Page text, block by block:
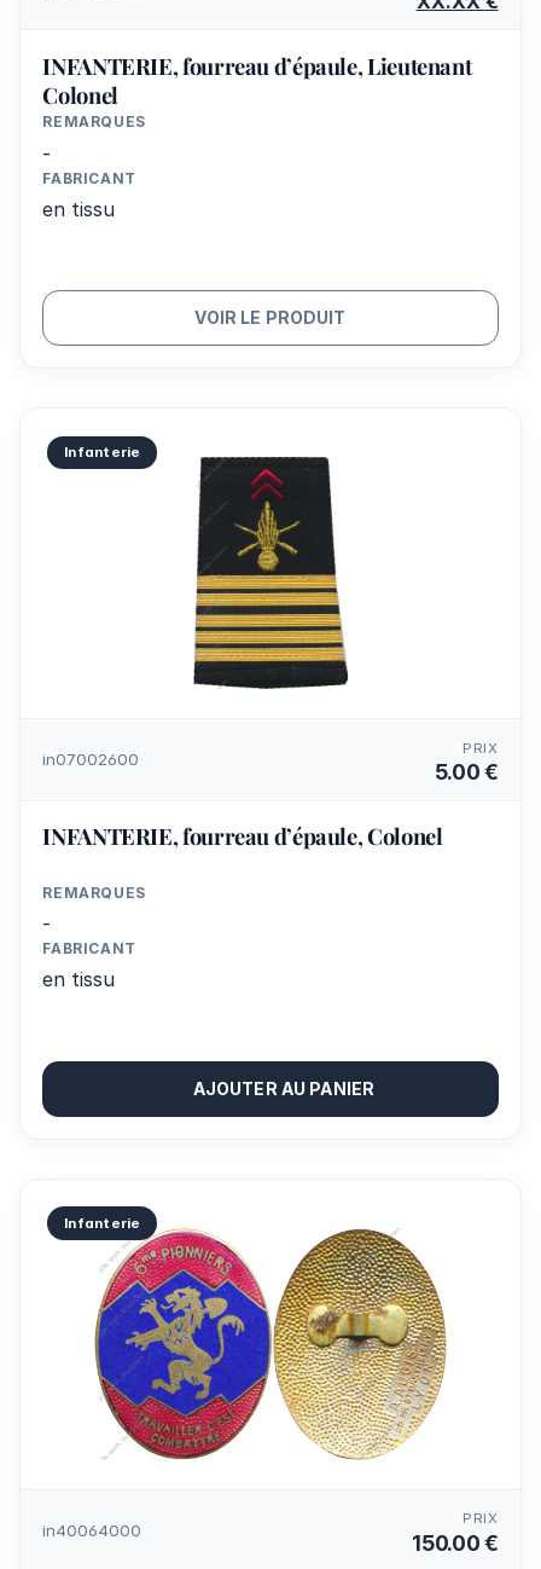
INFANTERIE, fourreau d’épaule, Lieutenant
Colonel
REMARQUES
-
FABRICANT
en tissu
VOIR LE PRODUIT
Infanterie
in07002600
PRIX
5.00 €
INFANTERIE, fourreau d’épaule, Colonel
REMARQUES
-
FABRICANT
en tissu
AJOUTER AU PANIER
Infanterie
in40064000
PRIX
150.00 €